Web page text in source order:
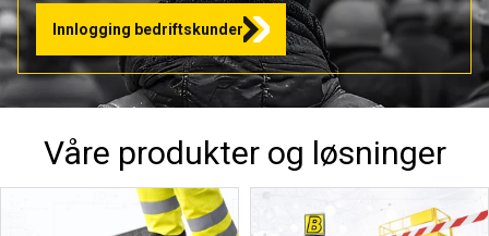
Innlogging bedriftskunder
Våre produkter og løsninger